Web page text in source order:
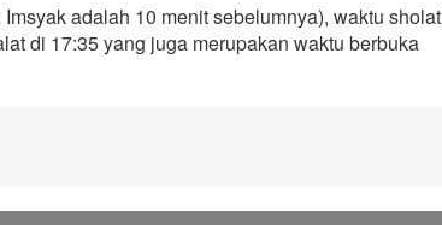
adalah 10 menit sebelumnya), waktu sholat
di 17:35 yang juga merupakan waktu berbuka